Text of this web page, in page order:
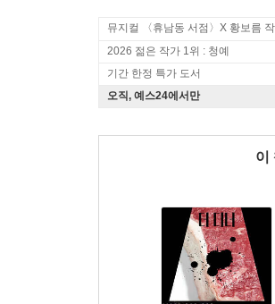
2026 젊은 작가 1위 : 청예
기간 한정 특가 도서
오직, 예스24에서만
이